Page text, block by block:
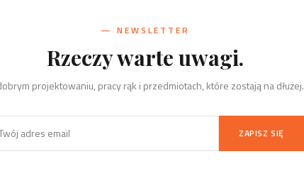
— NEWSLETTER
Rzeczy warte uwagi.
projektowaniu, pracy rąk i przedmiotach, które zostają na dłużej.
ZAPISZ SIĘ